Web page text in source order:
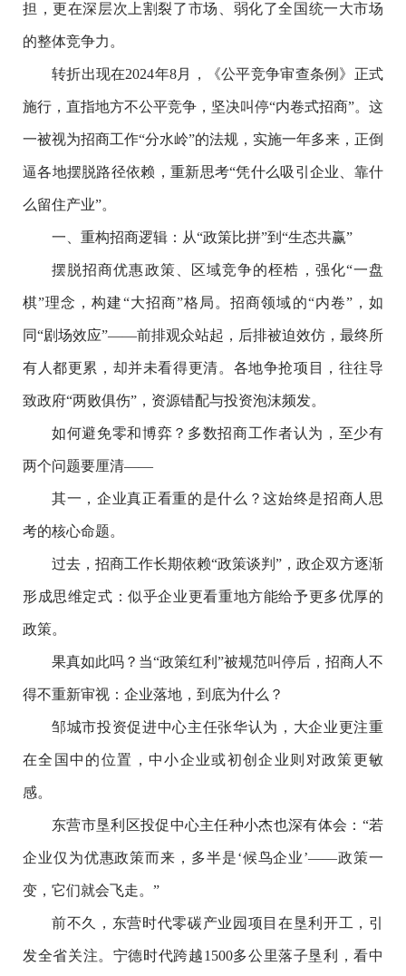
担，更在深层次上割裂了市场、弱化了全国统一大市场
的整体竞争力。
转折出现在2024年8月，《公平竞争审查条例》正式
施行，直指地方不公平竞争，坚决叫停“内卷式招商”。这
一被视为招商工作“分水岭”的法规，实施一年多来，正倒
逼各地摆脱路径依赖，重新思考“凭什么吸引企业、靠什
么留住产业”。
一、重构招商逻辑：从“政策比拼”到“生态共赢”
摆脱招商优惠政策、区域竞争的桎梏，强化“一盘
棋”理念，构建“大招商”格局。招商领域的“内卷”，如
同“剧场效应”——前排观众站起，后排被迫效仿，最终所
有人都更累，却并未看得更清。各地争抢项目，往往导
致政府“两败俱伤”，资源错配与投资泡沫频发。
如何避免零和博弈？多数招商工作者认为，至少有
两个问题要厘清——
其一，企业真正看重的是什么？这始终是招商人思
考的核心命题。
过去，招商工作长期依赖“政策谈判”，政企双方逐渐
形成思维定式：似乎企业更看重地方能给予更多优厚的
政策。
果真如此吗？当“政策红利”被规范叫停后，招商人不
得不重新审视：企业落地，到底为什么？
邹城市投资促进中心主任张华认为，大企业更注重
在全国中的位置，中小企业或初创企业则对政策更敏
感。
东营市垦利区投促中心主任种小杰也深有体会：“若
企业仅为优惠政策而来，多半是‘候鸟企业’——政策一
变，它们就会飞走。”
前不久，东营时代零碳产业园项目在垦利开工，引
发全省关注。宁德时代跨越1500多公里落子垦利，看中